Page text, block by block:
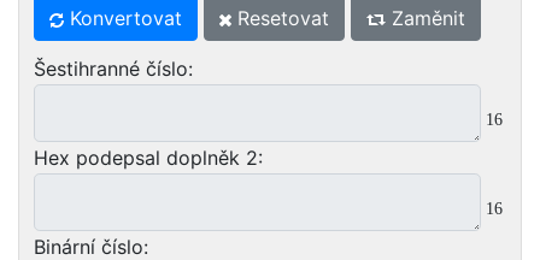
Konvertovat Resetovat Zaměnit
Šestihranné číslo:
16
Hex podepsal doplněk 2:
16
Binární číslo: